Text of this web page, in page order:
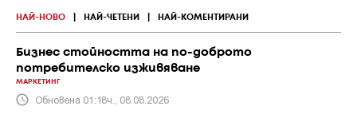
НАЙ-НОВО НАЙ-ЧЕТЕНИ НАЙ-КОМЕНТИРАНИ
Бизнес стойността на по-доброто
потребителско изживяване
МАРКЕТИНГ
Обновена 01:18ч., 08.08.2026